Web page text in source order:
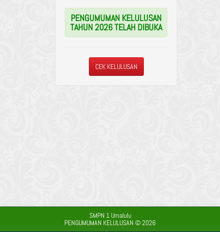
PENGUMUMAN KELULUSAN
TAHUN 2026 TELAH DIBUKA
CEK KELULUSAN
SMPN 1 Umalulu
PENGUMUMAN KELULUSAN © 2026